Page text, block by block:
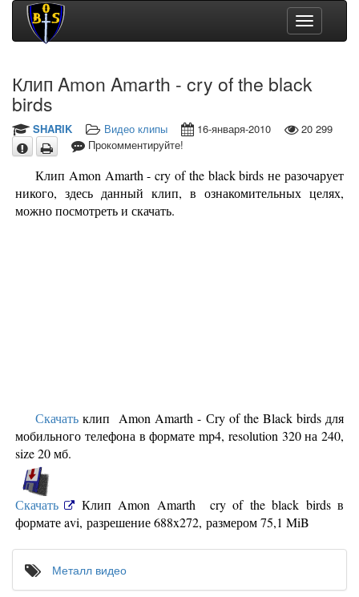
Toggle
navigation
Клип Amon Amarth - cry of the black
birds
SHARIK Видео клипы 16-января-2010
20 299
Прокомментируйте!
Клип Amon Amarth - cry of the black birds не разочарует
никого, здесь данный клип, в ознакомительных целях,
можно посмотреть и скачать.
Скачать клип Amon Amarth - Сry of the Black birds для
мобильного телефона в формате mp4, resolution 320 на 240,
size 20 мб.
Скачать
Клип Amon Amarth cry of the black birds в
формате avi, разрешение 688x272, размером 75,1 MiB
Металл видео